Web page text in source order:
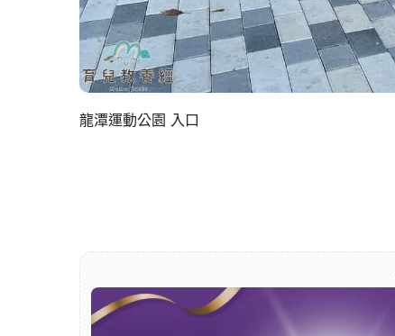
龍潭運動公園 入口